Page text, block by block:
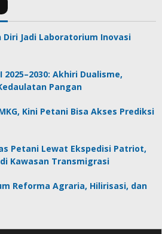
Jadi Laboratorium Inovasi
2025–2030: Akhiri Dualisme,
Pangan
Kini Petani Bisa Akses Prediksi
Petani Lewat Ekspedisi Patriot,
Kawasan Transmigrasi
Reforma Agraria, Hilirisasi, dan